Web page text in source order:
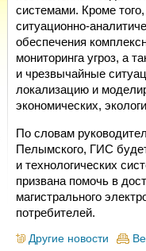
системами. Кроме
ситуационно-
обеспечения
мониторинга угроз, а
и чрезвычайные
локализацию и
экономических,
По словам
Пелымского, ГИС
и технологических
призвана помочь в
магистрального
потребителей.
Другие новости